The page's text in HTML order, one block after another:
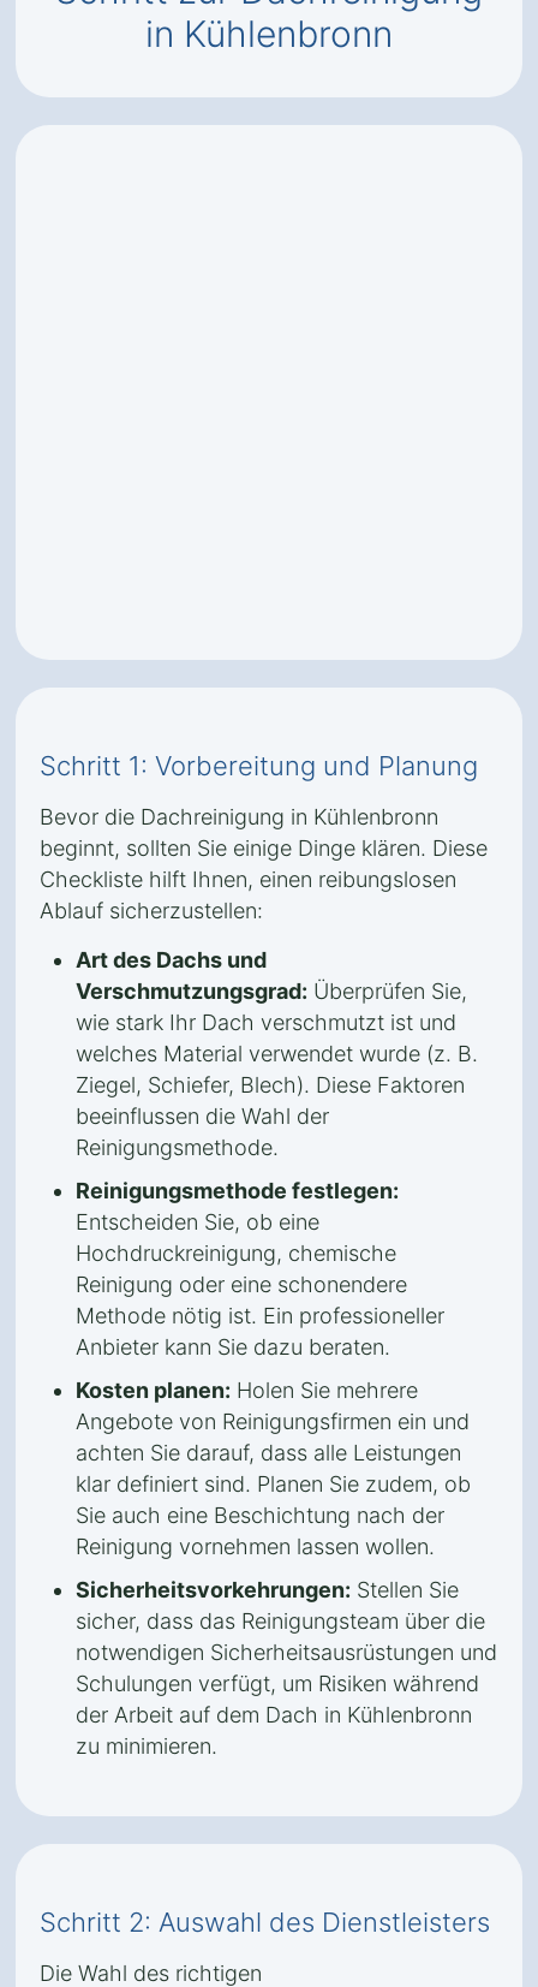
in Kühlenbronn
Schritt 1: Vorbereitung und Planung
Bevor die Dachreinigung in Kühlenbronn
beginnt, sollten Sie einige Dinge klären. Diese
Checkliste hilft Ihnen, einen reibungslosen
Ablauf sicherzustellen:
Art des Dachs und
Verschmutzungsgrad: Überprüfen Sie,
wie stark Ihr Dach verschmutzt ist und
welches Material verwendet wurde (z. B.
Ziegel, Schiefer, Blech). Diese Faktoren
beeinflussen die Wahl der
Reinigungsmethode.
Reinigungsmethode festlegen:
Entscheiden Sie, ob eine
Hochdruckreinigung, chemische
Reinigung oder eine schonendere
Methode nötig ist. Ein professioneller
Anbieter kann Sie dazu beraten.
Kosten planen: Holen Sie mehrere
Angebote von Reinigungsfirmen ein und
achten Sie darauf, dass alle Leistungen
klar definiert sind. Planen Sie zudem, ob
Sie auch eine Beschichtung nach der
Reinigung vornehmen lassen wollen.
Sicherheitsvorkehrungen: Stellen Sie
sicher, dass das Reinigungsteam über die
notwendigen Sicherheitsausrüstungen und
Schulungen verfügt, um Risiken während
der Arbeit auf dem Dach in Kühlenbronn
zu minimieren.
Schritt 2: Auswahl des Dienstleisters
Die Wahl des richtigen